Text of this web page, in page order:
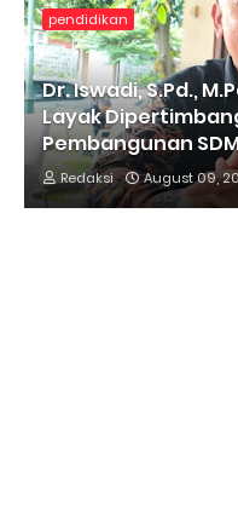
pendidikan
Dr. Iswadi, S.Pd.,
Layak
Pembangunan
Redaksi August 09,